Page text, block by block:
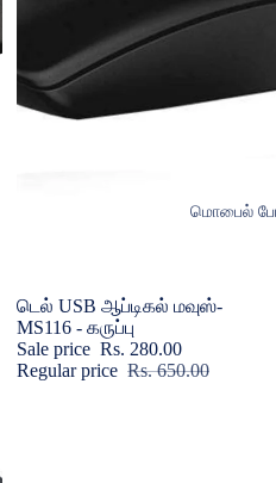
மொபைல்
அதிர்ச்சி
Sale
டெல் USB ஆப்டிகல் மவுஸ்-
MS116 - கருப்பு
Sale price Rs. 280.00
Regular price Rs. 650.00